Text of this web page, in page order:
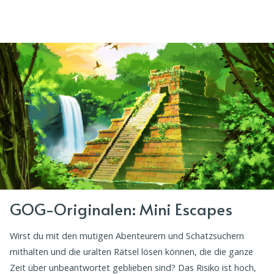
GOG-Originalen: Mini Escapes
Wirst du mit den mutigen Abenteurern und Schatzsuchern
mithalten und die uralten Rätsel lösen können, die die ganze
Zeit über unbeantwortet geblieben sind? Das Risiko ist hoch,